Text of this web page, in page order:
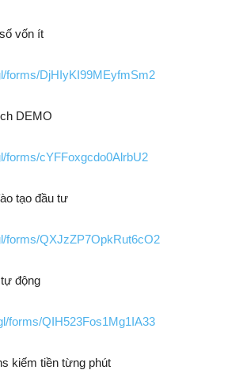
vốn ít
forms/DjHIyKI99MEyfmSm2
DEMO
forms/cYFFoxgcdo0AlrbU2
tạo đầu tư
forms/QXJzZP7OpkRut6cO2
động
forms/QIH523Fos1Mg1IA33
kiếm tiền từng phút